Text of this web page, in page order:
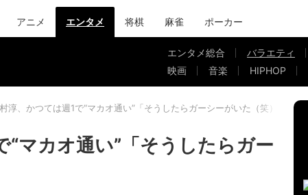
アニメ エンタメ 将棋 麻雀 ポーカー
エンタメ総合 バラエティ
映画
音楽 HIPHOP
淳、かつては週1で“マカオ通い”「そうしたらガーシーがいた（笑）」
“マカオ通い”「そうしたらガー